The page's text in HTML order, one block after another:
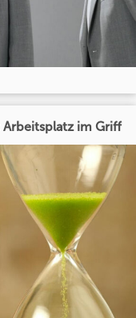
im Griff